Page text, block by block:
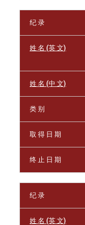
纪 录
姓 名 (英 文)
姓 名 (中 文)
类 别
取 得 日 期
终 止 日 期
纪 录
姓 名 (英 文)